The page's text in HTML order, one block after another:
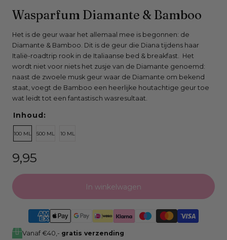
Open
media
0
in
modaal
venster
Wasparfum Diamante & Bamboo
Het is de geur waar het allemaal mee is begonnen: de
Diamante & Bamboo. Dit is de geur die Diana tijdens haar
Italië-roadtrip rook in de Italiaanse bed & breakfast. Het
wordt niet voor niets het zusje van de Diamante genoemd:
naast de zwoele musk geur waar de Diamante om bekend
staat, voegt de Bamboo een heerlijke houtachtige geur toe
wat leidt tot een fantastisch wasresultaat.
Inhoud:
100 ML 500 ML 10 ML
Normale
prijs
9,95
In winkelwagen
Vanaf €40,- gratis verzending